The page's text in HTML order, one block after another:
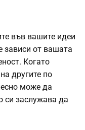
във вашите идеи
зависи от вашата
Когато
другите по
може да
си заслужава да